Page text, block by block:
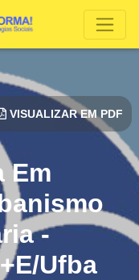
Em
-
Ufba
VISUALIZAR EM PDF